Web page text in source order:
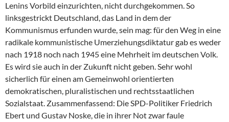
Lenins Vorbild einzurichten, nicht durchgekommen. So
linksgestrickt Deutschland, das Land in dem der
Kommunismus erfunden wurde, sein mag: für den Weg in eine
radikale kommunistische Umerziehungsdiktatur gab es weder
nach 1918 noch nach 1945 eine Mehrheit im deutschen Volk.
Es wird sie auch in der Zukunft nicht geben. Sehr wohl
sicherlich für einen am Gemeinwohl orientierten
demokratischen, pluralistischen und rechtsstaatlichen
Sozialstaat. Zusammenfassend: Die SPD-Politiker Friedrich
Ebert und Gustav Noske, die in ihrer Not zwar faule